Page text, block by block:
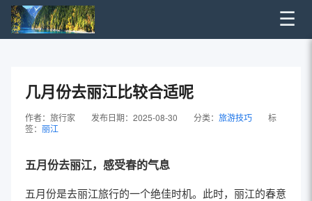
☰
几月份去丽江比较合适呢
作者：旅行家 发布日期：2025-08-30 分类： 旅游技巧
标
签： 丽江
五月份去丽江，感受春的气息
五月份是去丽江旅行的一个绝佳时机。此时，丽江的春意